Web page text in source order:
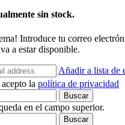
sin stock.
Introduce tu correo
a estar disponible.
Añadir a lista de
la política de privacidad
Buscar
en el campo superior.
Buscar